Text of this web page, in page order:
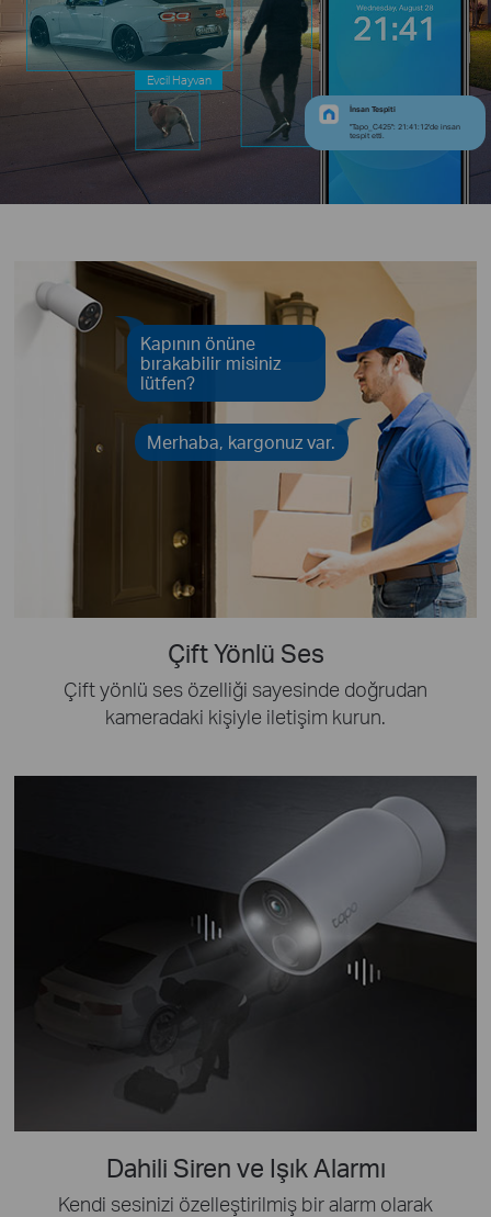
Evcil Hayvan
İnsan Tespiti
"Tapo_C425": 21:41:12'de insan
tespit etti.
Kapının önüne
bırakabilir misiniz
lütfen?
Merhaba, kargonuz var.
Çift Yönlü Ses
Çift yönlü ses özelliği sayesinde doğrudan
kameradaki kişiyle iletişim kurun.
Dahili Siren ve Işık Alarmı
Kendi sesinizi özelleştirilmiş bir alarm olarak